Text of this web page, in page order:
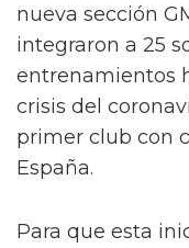
nueva sección
integraron a 25
entrenamientos
crisis del
primer club con
España.
Para que esta